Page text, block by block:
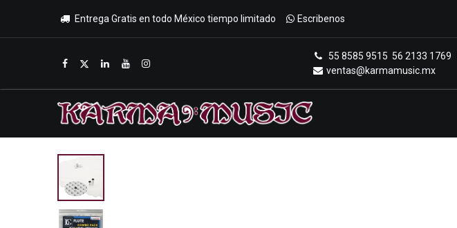
Entrega Gratis en todo México tiempo limitado Escribenos
55 8585 9515 56 2133 1769
ventas@karmamusic.mx
Inicio Tienda Promociones